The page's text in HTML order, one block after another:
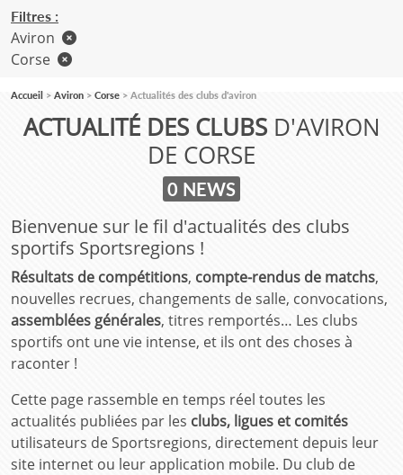
ACTUALITÉ DES CLUBSD'AVIRON
DE CORSE
0 NEWS
Bienvenue sur le fil d'actualités des clubs
sportifs Sportsregions !
Résultats de compétitions, compte-rendus de matchs,
nouvelles recrues, changements de salle, convocations,
assemblées générales, titres remportés… Les clubs
sportifs ont une vie intense, et ils ont des choses à
raconter !
Cette page rassemble en temps réel toutes les
actualités publiées par les clubs, ligues et comités
utilisateurs de Sportsregions, directement depuis leur
site internet ou leur application mobile. Du club de
Filtres :
Aviron
Corse
Accueil Aviron Corse Actualités des clubs d'aviron